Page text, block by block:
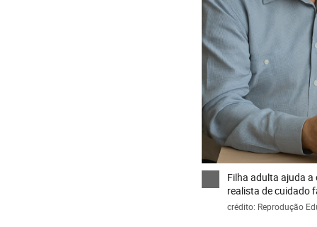
Filha adulta ajuda
realista de cuidado
crédito: Reprodução